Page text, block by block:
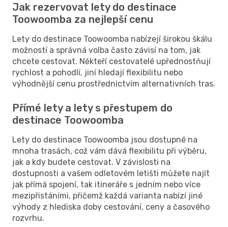
Jak rezervovat lety do destinace
Toowoomba za nejlepší cenu
Lety do destinace Toowoomba nabízejí širokou škálu
možností a správná volba často závisí na tom, jak
chcete cestovat. Někteří cestovatelé upřednostňují
rychlost a pohodlí, jiní hledají flexibilitu nebo
výhodnější cenu prostřednictvím alternativních tras.
Přímé lety a lety s přestupem do
destinace Toowoomba
Lety do destinace Toowoomba jsou dostupné na
mnoha trasách, což vám dává flexibilitu při výběru,
jak a kdy budete cestovat. V závislosti na
dostupnosti a vašem odletovém letišti můžete najít
jak přímá spojení, tak itineráře s jedním nebo více
mezipřistáními, přičemž každá varianta nabízí jiné
výhody z hlediska doby cestování, ceny a časového
rozvrhu.